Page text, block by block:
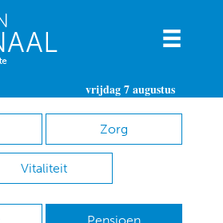
vrijdag 7 augustus
Zorg
Vitaliteit
Pensioen